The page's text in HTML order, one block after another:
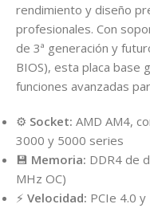
rendimiento y diseño
profesionales. Con
de 3ª generación y
BIOS), esta placa base
funciones avanzadas
⚙️ Socket: AMD AM4,
3000 y 5000 series
💾 Memoria: DDR4 de
MHz OC)
⚡ Velocidad: PCIe 4.0